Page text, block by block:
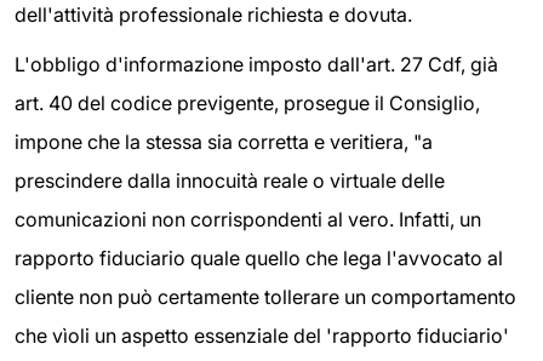
dell'attività professionale richiesta e dovuta.
L'obbligo d'informazione imposto dall'art. 27 Cdf, già
art. 40 del codice previgente, prosegue il Consiglio,
impone che la stessa sia corretta e veritiera, "a
prescindere dalla innocuità reale o virtuale delle
comunicazioni non corrispondenti al vero. Infatti, un
rapporto fiduciario quale quello che lega l'avvocato al
cliente non può certamente tollerare un comportamento
che vìoli un aspetto essenziale del 'rapporto fiduciario'